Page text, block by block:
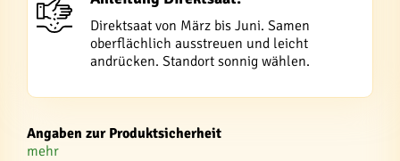
Direktsaat von März bis Juni. Samen
oberflächlich ausstreuen und leicht
andrücken. Standort sonnig wählen.
Angaben zur Produktsicherheit
mehr